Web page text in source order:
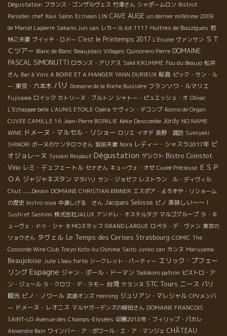
Dégustation フランス・ゴンザルヴェス 竹澤さん シャポームロン Bistrot
Parcelles chef Xavi Salon Ecrivain LIN CAVE AUGE un dernier millésime 2009
de Marcel Lapierre Sakano Jun san レカール lot 1117 Huitres de Bouzigues 若
林ご夫妻 プイッチ・ロドー C'est le Printemps 2017 L'Ecume ヴァンサン ＳＴ
Ｃツアー Blanc de Blanc Beaujolais Villages Quinonero Pierre DOMAINE
PASCAL SIMONUTTI ロランス・アリアス Saké KIKUHIME Fou du Beaujo 松井
さん Bar à Vins A BOIRE ET A MANGER YANN DURIEUX 桜島 ピック・サン・ル
ー 東京・六本木 パリ Domaine de la Roche Buissière フランソワ・ルマリエ
Fujisawa ロイック カトリーヌ・ブルトン シャトー・ピュエッシュ・オ Olivar
L'Echappee belle L'AUNIS ETOILE Opéra ケヴィン・デコンブ Konno de Organ
CUVEE CAMILLE 16 Jean-Pierre BISPALIE Keke Descombe Jordy NO NAME
WINE ドメーヌ・マルセル・リショー ロリエ イオデ 長野・諏訪 Sumiyaki
SHINORI ボーヌのケンタロウさん 坂田夫妻 Nora レディー・シャスラ2017年 ビ
オジョレーヌ Syivain Respaut Dégustation ゲシクト Bistro Coinstot
Vino レミ・デュフェートル セナさん キューヴェ・オゼ Cuveé Précieuse ＥＳＰ
ＯＡ ジャジャキスタン マタハリ サン・ジョゼフ レストラン ル・ディヴィル
Chut ......Derain DOMAINE CHRISTIAN BINNER エスポア・よろずや・リショーム
の歴史 bistro soya 中湊しげる さん Jacques Selosse ピノ 美味しい～～！
Sushi et Sashimi 株式会社JALUX アンドレ・オステルタグ マルゴグループ ラ・キ
ューヴェ・ドゥ・シャ ＢＭОスタッフ GRAND LARGUE ロペラ・デ・ヴァン 東京の
リョウさん タヴェル Le Temps des Cerises Strasbourg COMIC The
Concorde Wine Club Tokyo Koto-ku Oshima Saito Junko san カンヌ Maruyama
Beaujoloise Julie L'eau forte シークレット・パーティー エリック・プフェー
リング Espagne ジャン・ポール・ドーマン Tadokoro patron ビストロ・ア
ン・ジュール ラ・クロワ・デ・ラモー 台湾 ケランヌ STC Tours ニース パリ
観光 ピノ・ノワール 武道オンズ Henning ジュリアン・マレシャル CPVメンバ
ー ドメーヌ・レオニス マルヤガーデンズの柳田さん DOMAINE FRANCOIS
SAINT-LO Avenue des Champs-Elysées 収穫2018年・フィリップ・パカレ
Alexendre Bain ワインバー・ア・ボワール・エ・ア・マンジェ CHÂTEAU